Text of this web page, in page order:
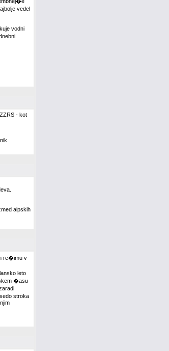
vedel
vodni
- kot
alpskih
re�imu v
leto
�asu
stroka